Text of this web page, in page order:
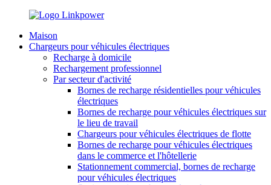
Maison
Chargeurs pour véhicules électriques
Recharge à domicile
Rechargement professionnel
Par secteur d'activité
Bornes de recharge résidentielles pour véhicules
électriques
Bornes de recharge pour véhicules électriques sur
le lieu de travail
Chargeurs pour véhicules électriques de flotte
Bornes de recharge pour véhicules électriques
dans le commerce et l'hôtellerie
Stationnement commercial, bornes de recharge
pour véhicules électriques